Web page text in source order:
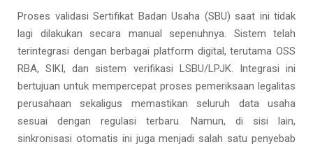
Proses validasi Sertifikat Badan Usaha (SBU) saat ini tidak
lagi dilakukan secara manual sepenuhnya. Sistem telah
terintegrasi dengan berbagai platform digital, terutama OSS
RBA, SIKI, dan sistem verifikasi LSBU/LPJK. Integrasi ini
bertujuan untuk mempercepat proses pemeriksaan legalitas
perusahaan sekaligus memastikan seluruh data usaha
sesuai dengan regulasi terbaru. Namun, di sisi lain,
sinkronisasi otomatis ini juga menjadi salah satu penyebab